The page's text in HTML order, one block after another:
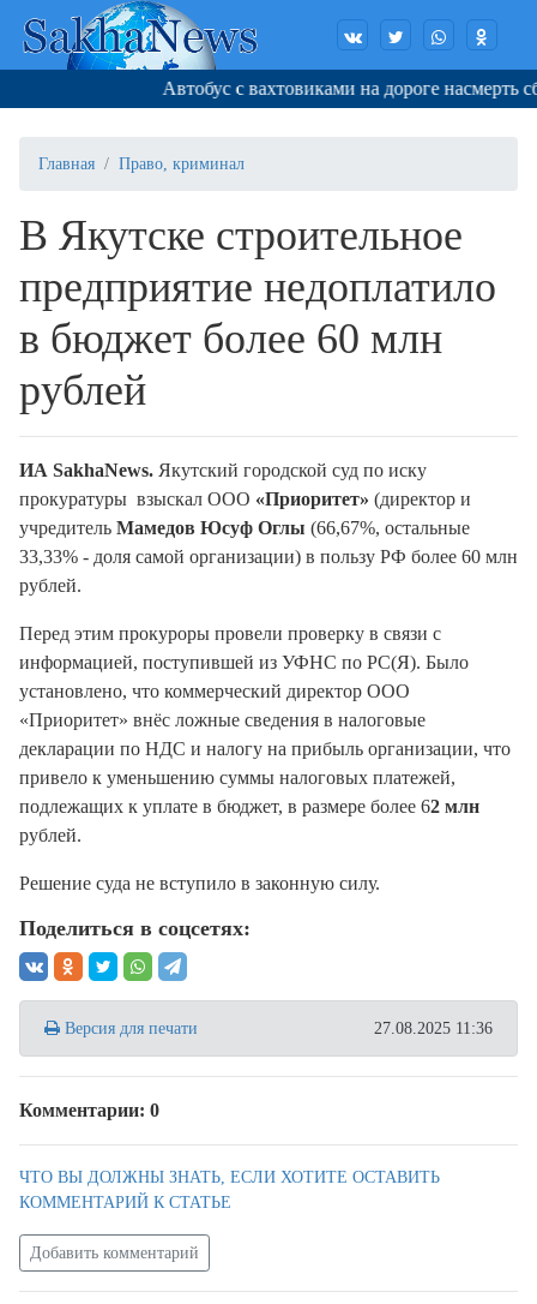
Автобус с вахтовиками на дороге насмерть
Главная Право, криминал
В Якутске строительное
предприятие недоплатило
в бюджет более 60 млн
рублей
ИА SakhaNews. Якутский городской суд по иску
прокуратуры взыскал ООО «Приоритет» (директор и
учредитель Мамедов Юсуф Оглы (66,67%, остальные
33,33% - доля самой организации) в пользу РФ более 60 млн
рублей.
Перед этим прокуроры провели проверку в связи с
информацией, поступившей из УФНС по РС(Я). Было
установлено, что коммерческий директор ООО
«Приоритет» внёс ложные сведения в налоговые
декларации по НДС и налогу на прибыль организации, что
привело к уменьшению суммы налоговых платежей,
подлежащих к уплате в бюджет, в размере более 62 млн
рублей.
Решение суда не вступило в законную силу.
Поделиться в соцсетях:
Версия для печати 27.08.2025 11:36
Комментарии: 0
ЧТО ВЫ ДОЛЖНЫ ЗНАТЬ, ЕСЛИ ХОТИТЕ ОСТАВИТЬ
КОММЕНТАРИЙ К СТАТЬЕ
Добавить комментарий